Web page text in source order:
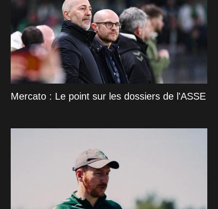
Mercato : Le point sur les dossiers de l'ASSE